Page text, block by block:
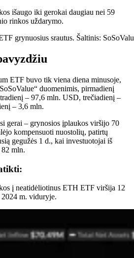
išaugo iki gerokai daugiau nei 59
rinkos uždarymo.
grynuosius srautus. Šaltinis:
ETF buvo tik viena diena minusoje,
duomenimis, pirmadienį
– 97,6 mln. USD, trečiadienį –
– 3,6 mln.
gerai – grynosios įplaukos viršijo 70
kompensuoti nuostolių, patirtų
gegužės 1 d., kai investuotojai iš
mln.
į neatidėliotinus ETH ETF viršija 12
m. viduryje.